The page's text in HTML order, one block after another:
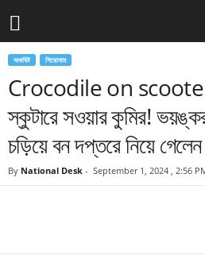
অফবিট শিরোনাম
Crocodile on scooter:
স্কুটারে সওয়ার কুমির!
চড়িয়ে বন দপ্তরে নিয়ে
By National Desk - September 1, 2024 , 2:56